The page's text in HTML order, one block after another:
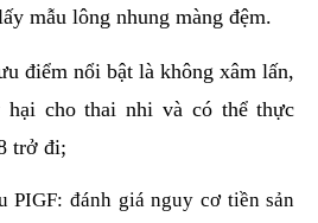
mẫu lông nhung màng đệm.
điểm nổi bật là không xâm lấn,
hại cho thai nhi và có thể thực
trở đi;
PIGF: đánh giá nguy cơ tiền sản